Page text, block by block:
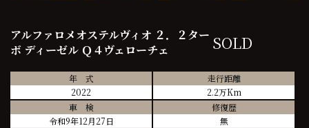
アルファロメオステルヴィオ ２．２ター
ボ ディーゼル Ｑ４ヴェローチェ
SOLD
年 式
2022
走行距離
2.2万Km
車 検
令和9年12月27日
修復歴
無